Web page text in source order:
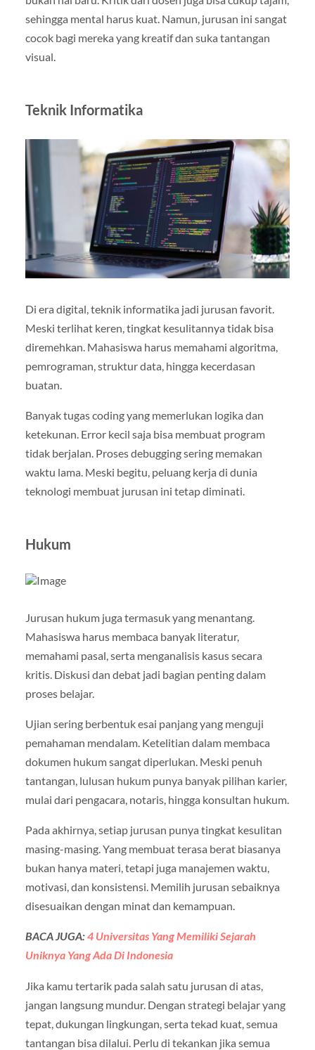
sehingga mental harus kuat. Namun, jurusan ini sangat
cocok bagi mereka yang kreatif dan suka tantangan
visual.
Teknik Informatika
Di era digital, teknik informatika jadi jurusan favorit.
Meski terlihat keren, tingkat kesulitannya tidak bisa
diremehkan. Mahasiswa harus memahami algoritma,
pemrograman, struktur data, hingga kecerdasan
buatan.
Banyak tugas coding yang memerlukan logika dan
ketekunan. Error kecil saja bisa membuat program
tidak berjalan. Proses debugging sering memakan
waktu lama. Meski begitu, peluang kerja di dunia
teknologi membuat jurusan ini tetap diminati.
Hukum
Jurusan hukum juga termasuk yang menantang.
Mahasiswa harus membaca banyak literatur,
memahami pasal, serta menganalisis kasus secara
kritis. Diskusi dan debat jadi bagian penting dalam
proses belajar.
Ujian sering berbentuk esai panjang yang menguji
pemahaman mendalam. Ketelitian dalam membaca
dokumen hukum sangat diperlukan. Meski penuh
tantangan, lulusan hukum punya banyak pilihan karier,
mulai dari pengacara, notaris, hingga konsultan hukum.
Pada akhirnya, setiap jurusan punya tingkat kesulitan
masing-masing. Yang membuat terasa berat biasanya
bukan hanya materi, tetapi juga manajemen waktu,
motivasi, dan konsistensi. Memilih jurusan sebaiknya
disesuaikan dengan minat dan kemampuan.
BACA JUGA:4 Universitas Yang Memiliki Sejarah
Uniknya Yang Ada Di Indonesia
Jika kamu tertarik pada salah satu jurusan di atas,
jangan langsung mundur. Dengan strategi belajar yang
tepat, dukungan lingkungan, serta tekad kuat, semua
tantangan bisa dilalui. Perlu di tekankan jika semua